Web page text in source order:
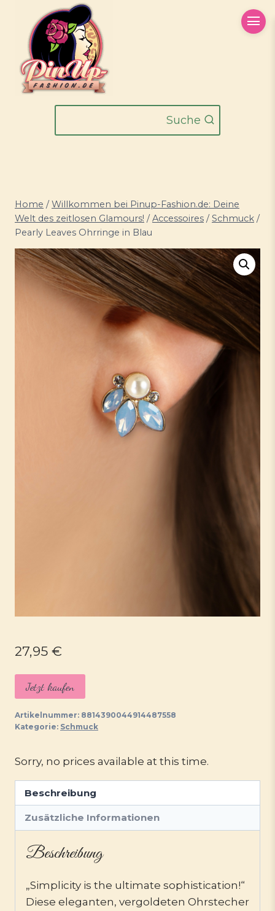
springen
Suche
Home / Willkommen bei Pinup-Fashion.de: Deine
Welt des zeitlosen Glamours! / Accessoires / Schmuck /
Pearly Leaves Ohrringe in Blau
27,95 €
Jetzt kaufen
Artikelnummer: 8814390044914487558
Kategorie: Schmuck
Sorry, no prices available at this time.
Beschreibung
Zusätzliche Informationen
Beschreibung
„Simplicity is the ultimate sophistication!“
Diese eleganten, vergoldeten Ohrstecher